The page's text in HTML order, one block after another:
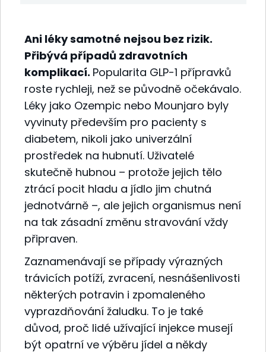
Ani léky samotné nejsou bez rizik.
Přibývá případů zdravotních
komplikací. Popularita GLP-1 přípravků
roste rychleji, než se původně očekávalo.
Léky jako Ozempic nebo Mounjaro byly
vyvinuty především pro pacienty s
diabetem, nikoli jako univerzální
prostředek na hubnutí. Uživatelé
skutečně hubnou – protože jejich tělo
ztrácí pocit hladu a jídlo jim chutná
jednotvárně –, ale jejich organismus není
na tak zásadní změnu stravování vždy
připraven.
Zaznamenávají se případy výrazných
trávicích potíží, zvracení, nesnášenlivosti
některých potravin i zpomaleného
vyprazdňování žaludku. To je také
důvod, proč lidé užívající injekce musejí
být opatrní ve výběru jídel a někdy